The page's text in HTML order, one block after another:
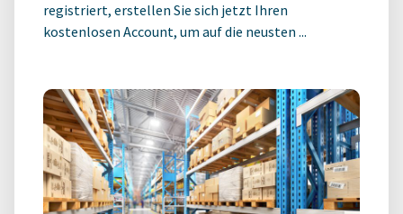
registriert, erstellen Sie sich jetzt Ihren
kostenlosen Account, um auf die neusten ...